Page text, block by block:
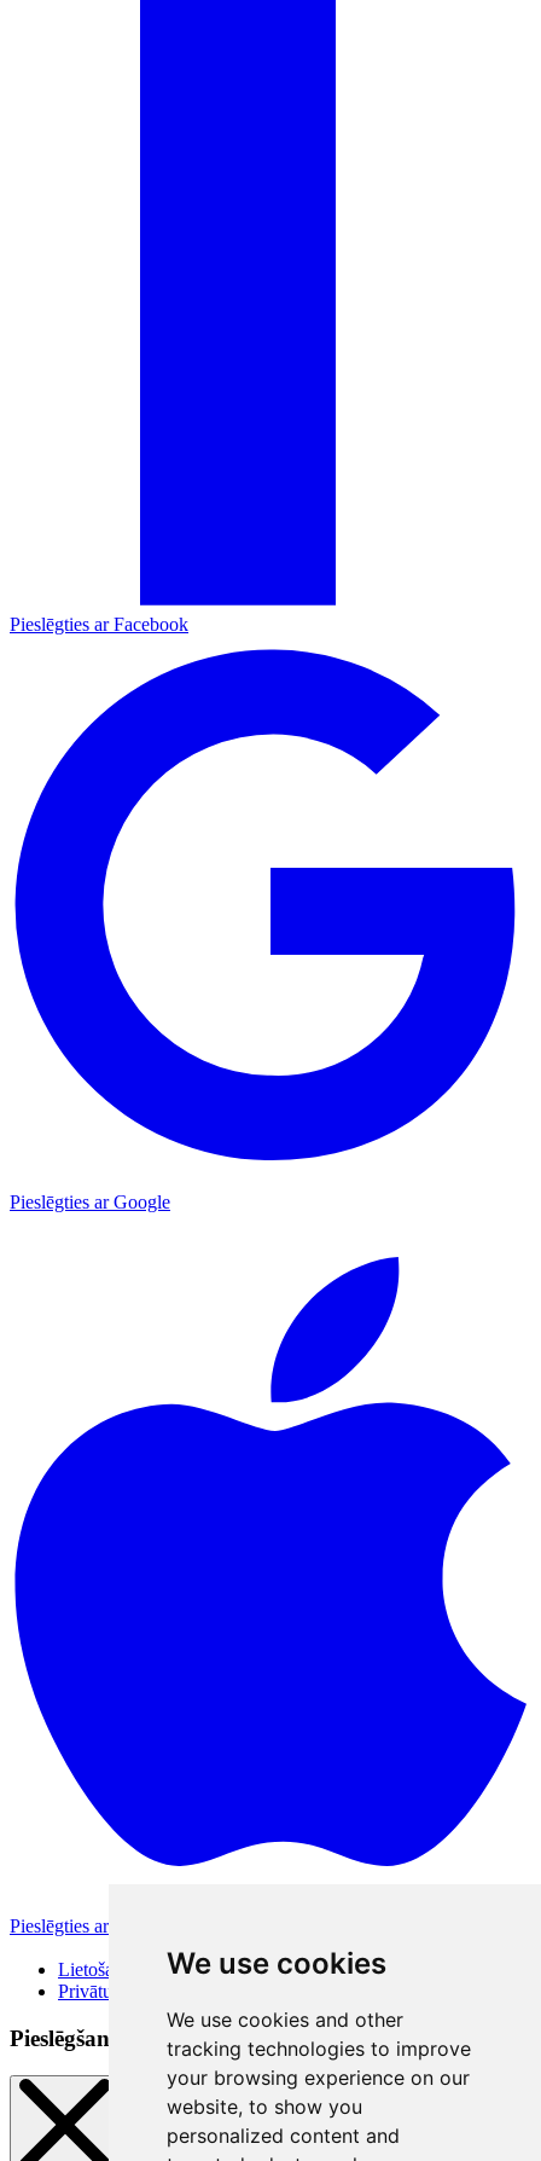
We use cookies
We use cookies and other
tracking technologies to improve
your browsing experience on our
website, to show you
personalized content and
Pieslēgties ar Facebook
Pieslēgties ar Google
Pieslēgties ar Apple
Lietošanas noteikumi
Privātuma politika
Pieslēgšanās veidi